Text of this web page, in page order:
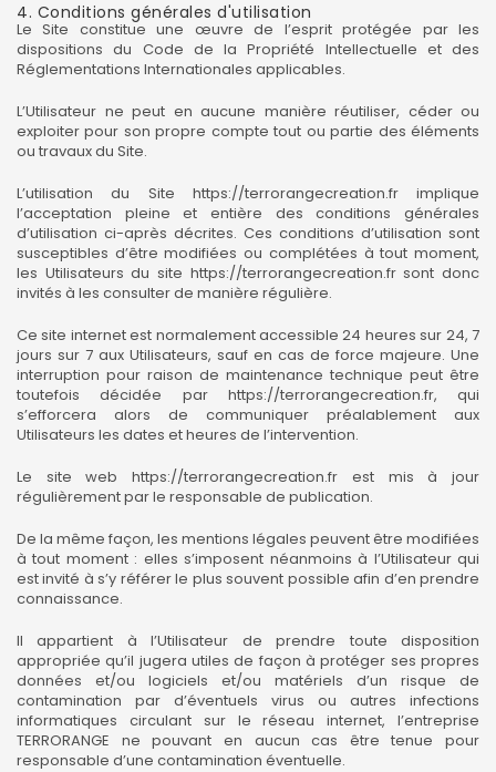
4. Conditions générales d'utilisation
Le Site constitue une œuvre de l’esprit protégée par les
dispositions du Code de la Propriété Intellectuelle et des
Réglementations Internationales applicables.
L’Utilisateur ne peut en aucune manière réutiliser, céder ou
exploiter pour son propre compte tout ou partie des éléments
ou travaux du Site.
L’utilisation du Site https://terrorangecreation.frimplique
l’acceptation pleine et entière des conditions générales
d’utilisation ci-après décrites. Ces conditions d’utilisation sont
susceptibles d’être modifiées ou complétées à tout moment,
les Utilisateurs du site https://terrorangecreation.frsont donc
invités à les consulter de manière régulière.
Ce site internet est normalement accessible 24 heures sur 24, 7
jours sur 7 aux Utilisateurs, sauf en cas de force majeure. Une
interruption pour raison de maintenance technique peut être
toutefois décidée parhttps://terrorangecreation.fr, qui
s’efforcera alors de communiquer préalablement aux
Utilisateurs les dates et heures de l’intervention.
Le site webhttps://terrorangecreation.fr est mis à jour
régulièrement par le responsable de publication.
De la même façon, les mentions légales peuvent être modifiées
à tout moment : elles s’imposent néanmoins à l’Utilisateur qui
est invité à s’y référer le plus souvent possible afin d’en prendre
connaissance.
Il appartient à l’Utilisateur de prendre toute disposition
appropriée qu’il jugera utiles de façon à protéger ses propres
données et/ou logiciels et/ou matériels d’un risque de
contamination par d’éventuels virus ou autres infections
informatiques circulant sur le réseau internet, l’entreprise
TERRORANGE ne pouvant en aucun cas être tenue pour
responsable d’une contamination éventuelle.